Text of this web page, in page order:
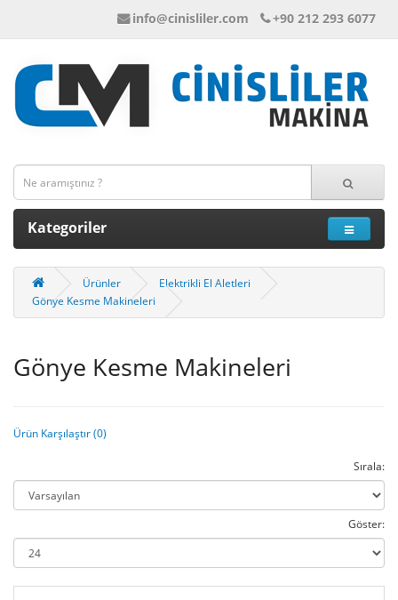
info@cinisliler.com +90 212 293 6077
Kategoriler
Ürünler
Elektrikli El Aletleri
Gönye Kesme Makineleri
Gönye Kesme Makineleri
Ürün Karşılaştır (0)
Sırala:
Göster: